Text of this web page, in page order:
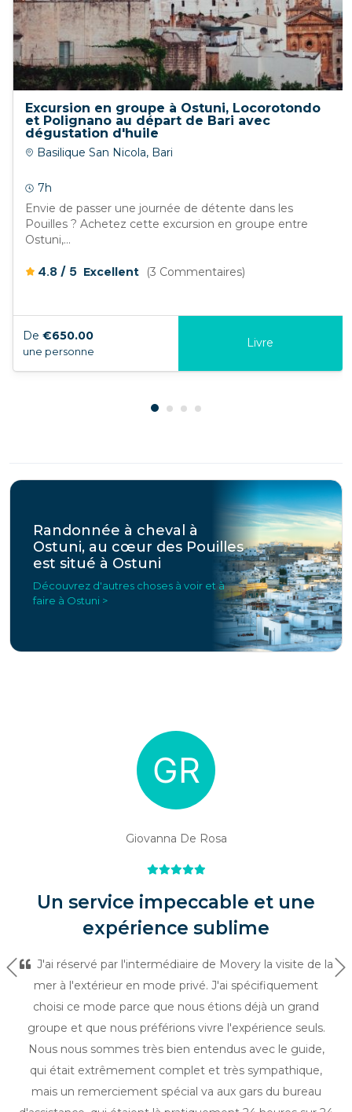
Excursion en groupe à Ostuni, Locorotondo
et Polignano au départ de Bari avec
dégustation d'huile
Basilique San Nicola, Bari
7h
Envie de passer une journée de détente dans les
Pouilles ? Achetez cette excursion en groupe entre
Ostuni,...
4.8 / 5 Excellent (3 Commentaires)
De €650.00
une personne
Livre
Randonnée à cheval à
Ostuni, au cœur des Pouilles
est situé à Ostuni
Découvrez d'autres choses à voir et à
faire à Ostuni >
Giovanna De Rosa
Un service impeccable et une
expérience sublime
J'ai réservé par l'intermédiaire de Movery la visite de la
mer à l'extérieur en mode privé. J'ai spécifiquement
choisi ce mode parce que nous étions déjà un grand
groupe et que nous préférions vivre l'expérience seuls.
Nous nous sommes très bien entendus avec le guide,
qui était extrêmement complet et très sympathique,
mais un remerciement spécial va aux gars du bureau
Précédent